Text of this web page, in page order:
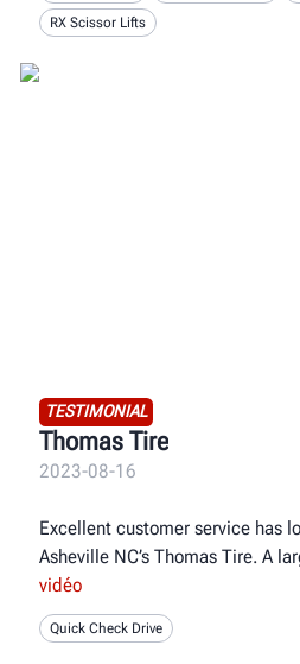
RX Scissor Lifts
TESTIMONIAL
Thomas Tire
2023-08-16
Excellent customer service has
Asheville NC’s Thomas Tire. A
vidéo
Quick Check Drive